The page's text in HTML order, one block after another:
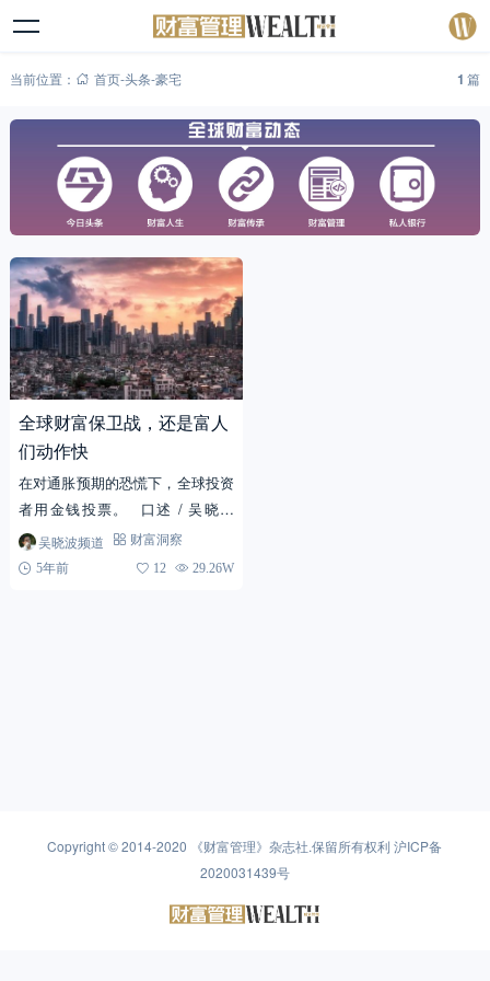
当前位置： 首页-头条-豪宅 1 篇
全球财富保卫战，还是富人
们动作快
在对通胀预期的恐慌下，全球投资
者用金钱投票。 口述 / 吴晓波
（微信公众号：吴晓波频道） 房
子有两个天然属性，一是居住属
吴晓波频道
财富洞察
5年前
12 29.26W
Copyright © 2014-2020 《财富管理》杂志社.保留所有权利沪ICP备
2020031439号